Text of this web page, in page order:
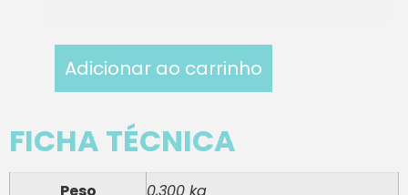
Adicionar ao carrinho
FICHA TÉCNICA